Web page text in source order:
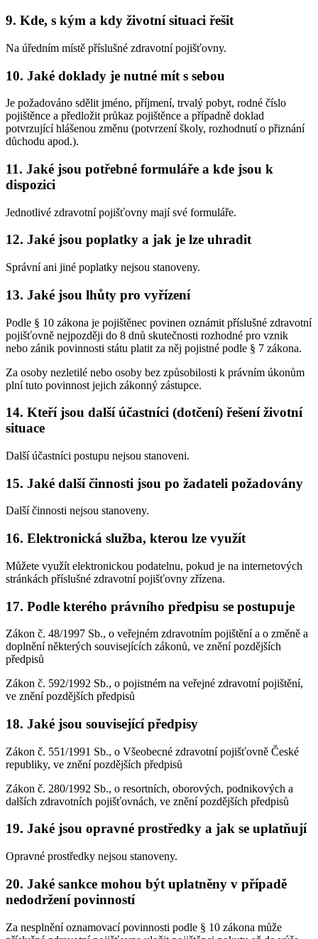
9. Kde, s kým a kdy životní situaci řešit
Na úředním místě příslušné zdravotní pojišťovny.
10. Jaké doklady je nutné mít s sebou
Je požadováno sdělit jméno, příjmení, trvalý pobyt, rodné číslo
pojištěnce a předložit průkaz pojištěnce a případně doklad
potvrzující hlášenou změnu (potvrzení školy, rozhodnutí o přiznání
důchodu apod.).
11. Jaké jsou potřebné formuláře a kde jsou k
dispozici
Jednotlivé zdravotní pojišťovny mají své formuláře.
12. Jaké jsou poplatky a jak je lze uhradit
Správní ani jiné poplatky nejsou stanoveny.
13. Jaké jsou lhůty pro vyřízení
Podle § 10 zákona je pojištěnec povinen oznámit příslušné zdravotní
pojišťovně nejpozději do 8 dnů skutečnosti rozhodné pro vznik
nebo zánik povinnosti státu platit za něj pojistné podle § 7 zákona.
Za osoby nezletilé nebo osoby bez způsobilosti k právním úkonům
plní tuto povinnost jejich zákonný zástupce.
14. Kteří jsou další účastníci (dotčení) řešení životní
situace
Další účastníci postupu nejsou stanoveni.
15. Jaké další činnosti jsou po žadateli požadovány
Další činnosti nejsou stanoveny.
16. Elektronická služba, kterou lze využít
Můžete využít elektronickou podatelnu, pokud je na internetových
stránkách příslušné zdravotní pojišťovny zřízena.
17. Podle kterého právního předpisu se postupuje
Zákon č. 48/1997 Sb., o veřejném zdravotním pojištění a o změně a
doplnění některých souvisejících zákonů, ve znění pozdějších
předpisů
Zákon č. 592/1992 Sb., o pojistném na veřejné zdravotní pojištění,
ve znění pozdějších předpisů
18. Jaké jsou související předpisy
Zákon č. 551/1991 Sb., o Všeobecné zdravotní pojišťovně České
republiky, ve znění pozdějších předpisů
Zákon č. 280/1992 Sb., o resortních, oborových, podnikových a
dalších zdravotních pojišťovnách, ve znění pozdějších předpisů
19. Jaké jsou opravné prostředky a jak se uplatňují
Opravné prostředky nejsou stanoveny.
20. Jaké sankce mohou být uplatněny v případě
nedodržení povinností
Za nesplnění oznamovací povinnosti podle § 10 zákona může